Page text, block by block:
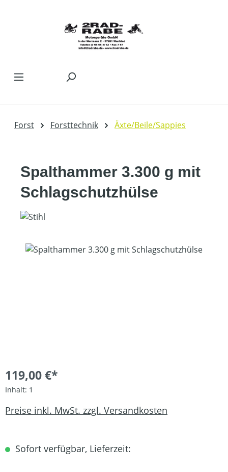
Forst Forsttechnik Äxte/Beile/Sappies
Spalthammer 3.300 g mit
Schlagschutzhülse
Bildergalerie überspringen
119,00 €*
Inhalt: 1
Preise inkl. MwSt. zzgl. Versandkosten
Sofort verfügbar, Lieferzeit: